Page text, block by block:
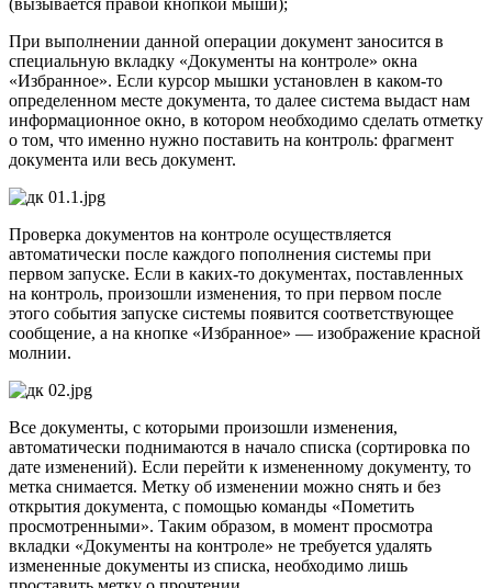
(вызывается правой кнопкой мыши);
При выполнении данной операции документ заносится в
специальную вкладку «Документы на контроле» окна
«Избранное». Если курсор мышки установлен в каком-то
определенном месте документа, то далее система выдаст нам
информационное окно, в котором необходимо сделать отметку
о том, что именно нужно поставить на контроль: фрагмент
документа или весь документ.
Проверка документов на контроле осуществляется
автоматически после каждого пополнения системы при
первом запуске. Если в каких-то документах, поставленных
на контроль, произошли изменения, то при первом после
этого события запуске системы появится соответствующее
сообщение, а на кнопке «Избранное» — изображение красной
молнии.
Все документы, с которыми произошли изменения,
автоматически поднимаются в начало списка (сортировка по
дате изменений). Если перейти к измененному документу, то
метка снимается. Метку об изменении можно снять и без
открытия документа, с помощью команды «Пометить
просмотренными». Таким образом, в момент просмотра
вкладки «Документы на контроле» не требуется удалять
измененные документы из списка, необходимо лишь